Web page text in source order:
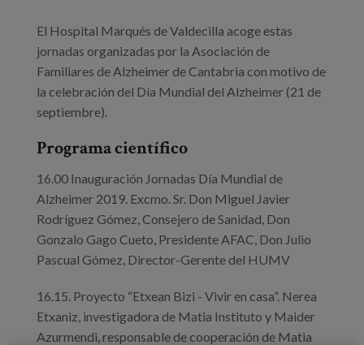
El Hospital Marqués de Valdecilla acoge estas
jornadas organizadas por la Asociación de
Familiares de Alzheimer de Cantabria con motivo de
la celebración del Día Mundial del Alzheimer (21 de
septiembre).
Programa científico
16.00 Inauguración Jornadas Día Mundial de
Alzheimer 2019. Excmo. Sr. Don Miguel Javier
Rodríguez Gómez, Consejero de Sanidad, Don
Gonzalo Gago Cueto, Presidente AFAC, Don Julio
Pascual Gómez, Director-Gerente del HUMV
16.15. Proyecto “Etxean Bizi - Vivir en casa”. Nerea
Etxaniz, investigadora de Matia Instituto y Maider
Azurmendi, responsable de cooperación de Matia